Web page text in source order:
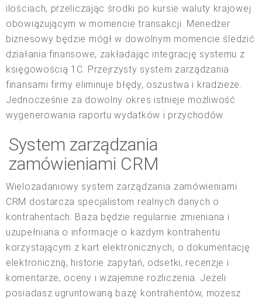
ilościach, przeliczając środki po kursie waluty krajowej
obowiązującym w momencie transakcji. Menedżer
biznesowy będzie mógł w dowolnym momencie śledzić
działania finansowe, zakładając integrację systemu z
księgowością 1C. Przejrzysty system zarządzania
finansami firmy eliminuje błędy, oszustwa i kradzieże.
Jednocześnie za dowolny okres istnieje możliwość
wygenerowania raportu wydatków i przychodów.
System zarządzania
zamówieniami CRM
Wielozadaniowy system zarządzania zamówieniami
CRM dostarcza specjalistom realnych danych o
kontrahentach. Baza będzie regularnie zmieniana i
uzupełniana o informacje o każdym kontrahentu
korzystającym z kart elektronicznych, o dokumentację
elektroniczną, historie zapytań, odsetki, recenzje i
komentarze, oceny i wzajemne rozliczenia. Jeżeli
posiadasz ugruntowaną bazę kontrahentów, możesz